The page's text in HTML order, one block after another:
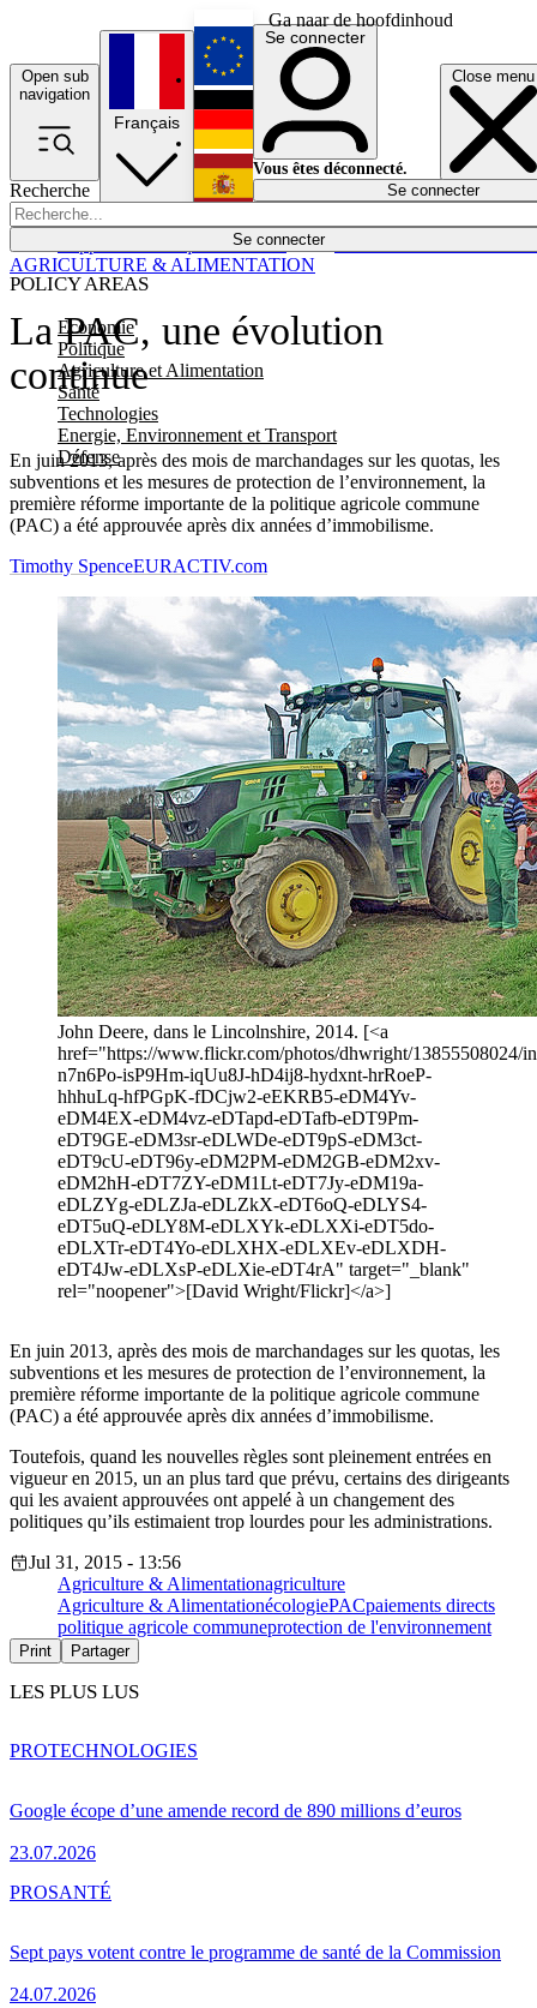
Ga naar de hoofdinhoud
Open sub
navigation
Close menu
Recherche
Se connecter
POLICY AREAS
Economie
Politique
Agriculture et Alimentation
Santé
Technologies
Energie, Environnement et Transport
Défense
Économie
Français
English
Deutsch
Español
Se connecter
Vous êtes déconnecté.
Se connecter
La PAC, une évolution
continue
En juin 2013, après des mois de marchandages sur les quotas, les
subventions et les mesures de protection de l’environnement, la
première réforme importante de la politique agricole commune
(PAC) a été approuvée après dix années d’immobilisme.
AGRICULTURE & ALIMENTATION
Timothy SpenceEURACTIV.com
John Deere, dans le Lincolnshire, 2014. [<a
href="https://www.flickr.com/photos/dhwright/13855508024/
n7n6Po-isP9Hm-iqUu8J-hD4ij8-hydxnt-hrRoeP-
hhhuLq-hfPGpK-fDCjw2-eEKRB5-eDM4Yv-
eDM4EX-eDM4vz-eDTapd-eDTafb-eDT9Pm-
eDT9GE-eDM3sr-eDLWDe-eDT9pS-eDM3ct-
eDT9cU-eDT96y-eDM2PM-eDM2GB-eDM2xv-
eDM2hH-eDT7ZY-eDM1Lt-eDT7Jy-eDM19a-
eDLZYg-eDLZJa-eDLZkX-eDT6oQ-eDLYS4-
eDT5uQ-eDLY8M-eDLXYk-eDLXXi-eDT5do-
eDLXTr-eDT4Yo-eDLXHX-eDLXEv-eDLXDH-
eDT4Jw-eDLXsP-eDLXie-eDT4rA" target="_blank"
rel="noopener">[David Wright/Flickr]</a>]
En juin 2013, après des mois de marchandages sur les quotas, les
subventions et les mesures de protection de l’environnement, la
première réforme importante de la politique agricole commune
(PAC) a été approuvée après dix années d’immobilisme.
Toutefois, quand les nouvelles règles sont pleinement entrées en
vigueur en 2015, un an plus tard que prévu, certains des dirigeants
qui les avaient approuvées ont appelé à un changement des
politiques qu’ils estimaient trop lourdes pour les administrations.
Jul 31, 2015 - 13:56
Agriculture & Alimentationagriculture
Agriculture & AlimentationécologiePACpaiements directs
politique agricole communeprotection de l'environnement
Print Partager
LES PLUS LUS
Google écope d’une amende record de 890 millions d’euros
23.07.2026
PROTECHNOLOGIES
Sept pays votent contre le programme de santé de la Commission
24.07.2026
PROSANTÉ